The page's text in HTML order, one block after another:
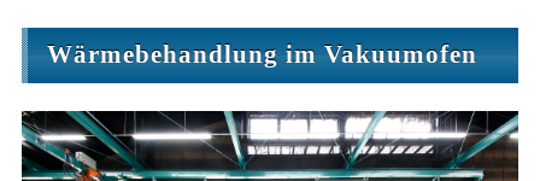
Wärmebehandlung im Vakuumofen